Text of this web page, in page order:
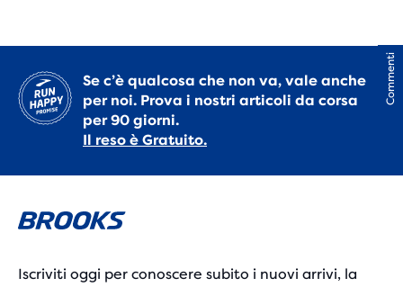
Se c’è qualcosa che non va, vale anche
per noi. Prova i nostri articoli da corsa
per 90 giorni.
Il reso è Gratuito.
Iscriviti oggi per conoscere subito i nuovi arrivi, la
Commenti